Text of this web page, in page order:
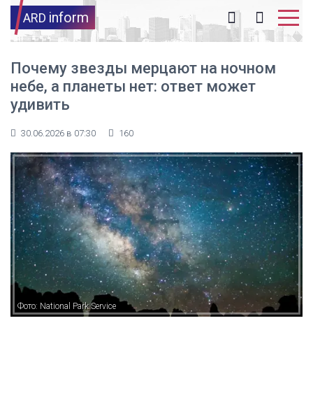
ARD inform
Почему звезды мерцают на ночном
небе, а планеты нет: ответ может
удивить
30.06.2026 в 07:30 160
Фото: National Park Service